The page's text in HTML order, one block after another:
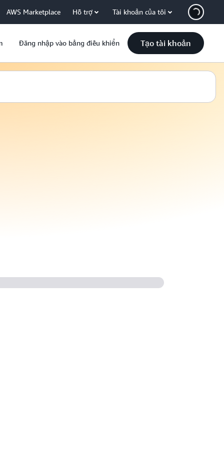
AWS Marketplace Hỗ trợ Tài khoản của tôi
Đăng nhập vào bảng điều khiển Tạo tài khoản